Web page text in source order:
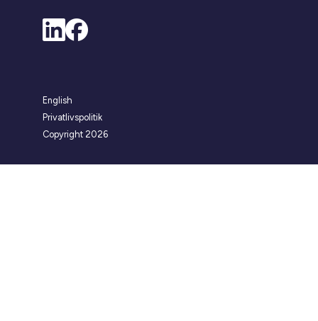
English
Privatlivspolitik
Copyright 2026